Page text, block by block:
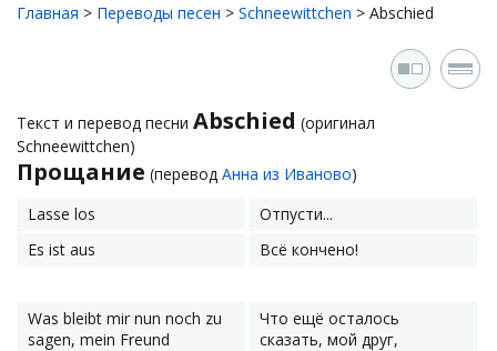
Главная > Переводы песен > Schneewittchen > Abschied
Текст и перевод песни Abschied (оригинал
Schneewittchen)
Прощание (перевод Анна из Иваново)
Lasse los
Отпусти...
Es ist aus
Всё кончено!
Was bleibt mir nun noch zu
sagen, mein Freund
Что ещё осталось
сказать, мой друг,